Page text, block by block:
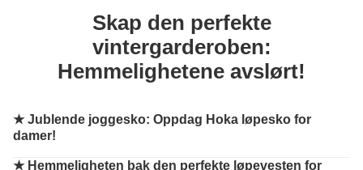
Skap den perfekte
vintergarderoben:
Hemmelighetene avslørt!
★Jublende joggesko: Oppdag Hoka løpesko for
damer!
★ Hemmeligheten bak den perfekte løpevesten for